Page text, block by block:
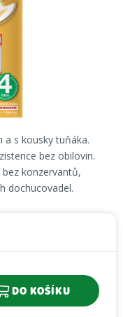
a s kousky tuňáka.
bez obilovin.
konzervantů,
dochucovadel.
DO KOŠÍKU